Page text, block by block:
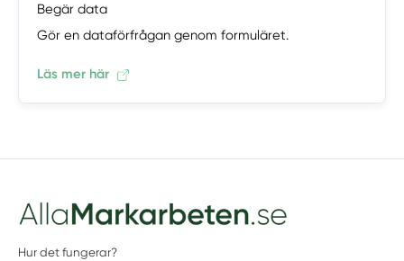
Begär data
Gör en dataförfrågan genom formuläret.
Läs mer här
Hur det fungerar?